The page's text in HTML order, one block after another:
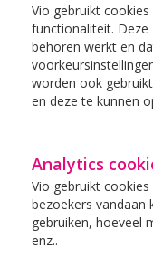
Vio gebruikt
functionaliteit.
behoren werkt en
worden ook
en deze te kunnen
Analytics
Vio gebruikt
bezoekers vandaan
gebruiken, hoeveel
enz..